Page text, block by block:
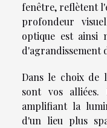
fenêtre, reflètent
profondeur
optique est ainsi
d'agrandissement
Dans le choix de
sont vos alliées.
amplifiant la
d'un lieu plus